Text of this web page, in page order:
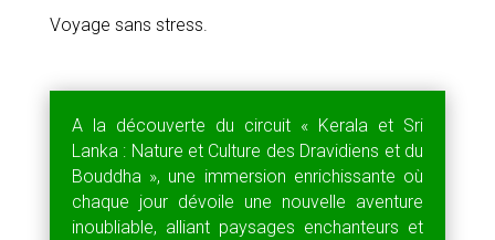
Voyage sans stress.
A la découverte du circuit « Kerala et Sri
Lanka : Nature et Culture des Dravidiens et du
Bouddha », une immersion enrichissante où
chaque jour dévoile une nouvelle aventure
inoubliable, alliant paysages enchanteurs et